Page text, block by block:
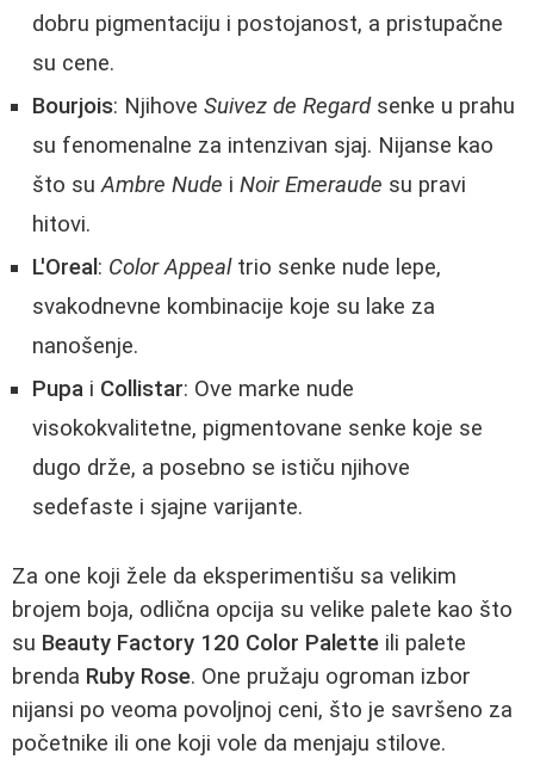
dobru pigmentaciju i postojanost, a pristupačne
su cene.
Bourjois: Njihove Suivez de Regardsenke u prahu
su fenomenalne za intenzivan sjaj. Nijanse kao
što suAmbre Nude i Noir Emeraude su pravi
hitovi.
L'Oreal : Color Appealtrio senke nude lepe,
svakodnevne kombinacije koje su lake za
nanošenje.
Pupa i Collistar: Ove marke nude
visokokvalitetne, pigmentovane senke koje se
dugo drže, a posebno se ističu njihove
sedefaste i sjajne varijante.
Za one koji žele da eksperimentišu sa velikim
brojem boja, odlična opcija su velike palete kao što
su Beauty Factory 120 Color Palette ili palete
brenda Ruby Rose. One pružaju ogroman izbor
nijansi po veoma povoljnoj ceni, što je savršeno za
početnike ili one koji vole da menjaju stilove.